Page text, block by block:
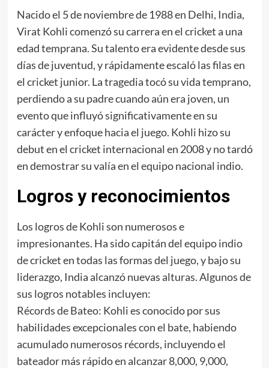
Nacido el 5 de noviembre de 1988 en Delhi, India,
Virat Kohli comenzó su carrera en el cricket a una
edad temprana. Su talento era evidente desde sus
días de juventud, y rápidamente escaló las filas en
el cricket junior. La tragedia tocó su vida temprano,
perdiendo a su padre cuando aún era joven, un
evento que influyó significativamente en su
carácter y enfoque hacia el juego. Kohli hizo su
debut en el cricket internacional en 2008 y no tardó
en demostrar su valía en el equipo nacional indio.
Logros y reconocimientos
Los logros de Kohli son numerosos e
impresionantes. Ha sido capitán del equipo indio
de cricket en todas las formas del juego, y bajo su
liderazgo, India alcanzó nuevas alturas. Algunos de
sus logros notables incluyen:
Récords de Bateo: Kohli es conocido por sus
habilidades excepcionales con el bate, habiendo
acumulado numerosos récords, incluyendo el
bateador más rápido en alcanzar 8,000, 9,000,